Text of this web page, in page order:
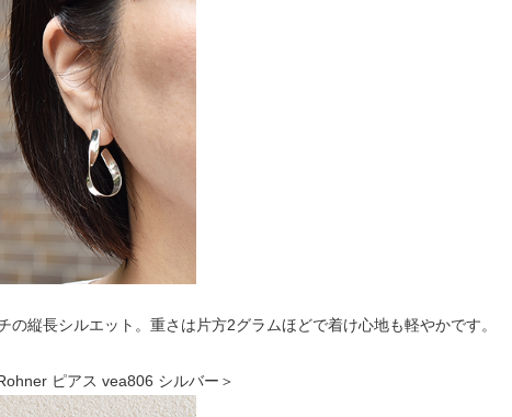
の縦長シルエット。重さは片方2グラムほどで着け心地も軽やかです。
ピアス vea806 シルバー＞